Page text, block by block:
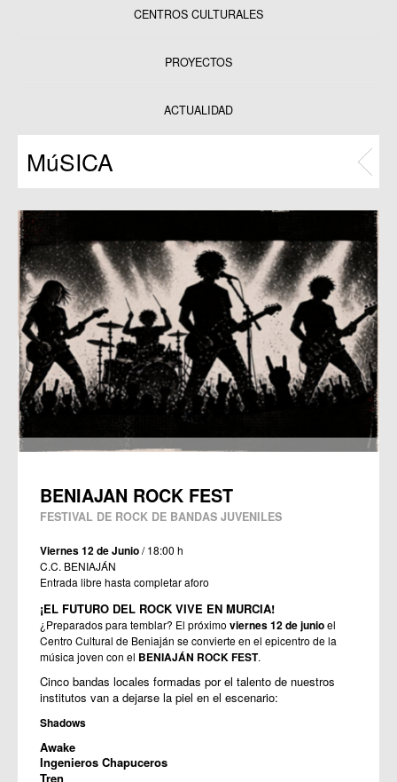
CENTROS CULTURALES
PROYECTOS
Programas
ACTUALIDAD
MúSICA
BENIAJAN ROCK FEST
FESTIVAL DE ROCK DE BANDAS JUVENILES
Viernes 12 de Junio/ 18:00 h
C.C. BENIAJÁN
Entrada libre hasta completar aforo
¡EL FUTURO DEL ROCK VIVE EN MURCIA!
¿Preparados para temblar? El próximo viernes 12 de junio el
Centro Cultural de Beniaján se convierte en el epicentro de la
música joven con el BENIAJÁN ROCK FEST.
Cinco bandas locales formadas por el talento de nuestros
institutos van a dejarse la piel en el escenario:
Shadows
Awake
Ingenieros Chapuceros
Tren